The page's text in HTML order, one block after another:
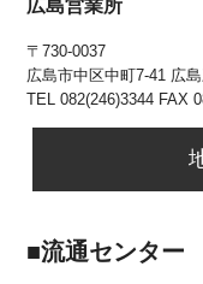
広島営業所
〒730-0037
広島市中区中町7-41 広
TEL 082(246)3344 FAX
■流通センター